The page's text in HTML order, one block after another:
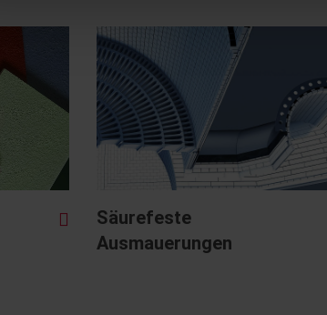
Säurefeste
Ausmauerungen